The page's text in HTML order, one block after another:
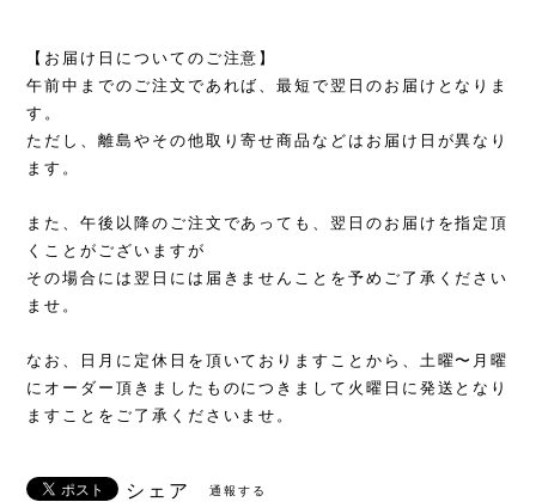
【お届け日についてのご注意】
午前中までのご注文であれば、最短で翌日のお届けとなりま
す。
ただし、離島やその他取り寄せ商品などはお届け日が異なり
ます。
また、午後以降のご注文であっても、翌日のお届けを指定頂
くことがございますが
その場合には翌日には届きませんことを予めご了承ください
ませ。
なお、日月に定休日を頂いておりますことから、土曜〜月曜
にオーダー頂きましたものにつきまして火曜日に発送となり
ますことをご了承くださいませ。
シェア 通報する